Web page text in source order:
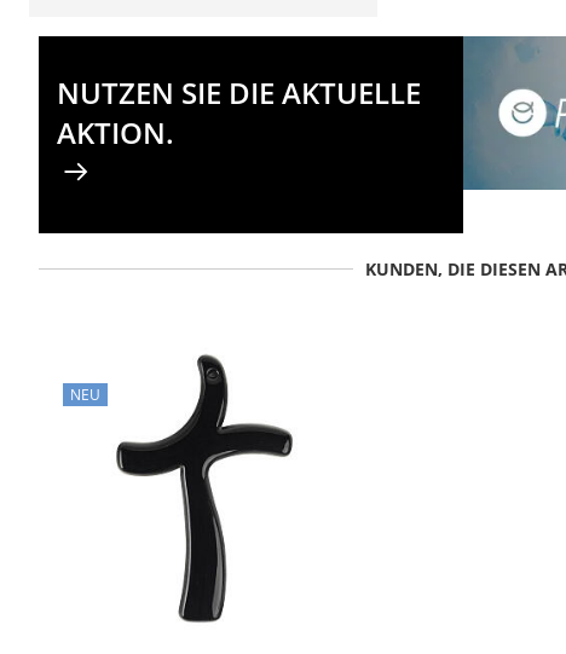
NUTZEN SIE DIE AKTUELLE
AKTION.
KUNDEN, DIE DIESEN
NEU